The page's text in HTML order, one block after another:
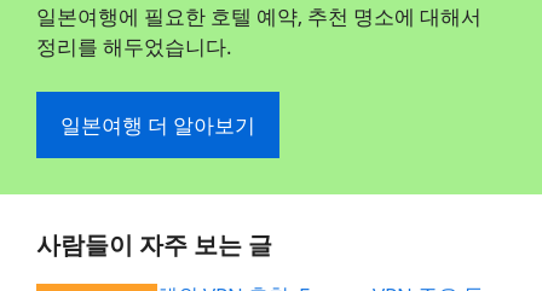
일본여행에 필요한 호텔 예약, 추천 명소에 대해서
정리를 해두었습니다.
일본여행 더 알아보기
사람들이 자주 보는 글